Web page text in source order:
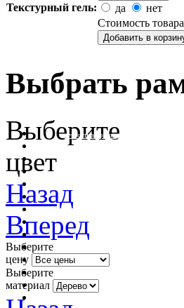
Текстурный гель:
да
нет
Стоимость
Выбрать
очистить фильтр цвета
Выберите
цвет
Назад
Вперед
Выберите
цену
Выберите
материал